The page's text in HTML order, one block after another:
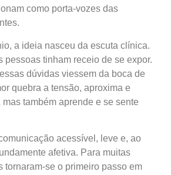
como porta-vozes das
a ideia nasceu da escuta clínica.
pessoas tinham receio de se expor.
dúvidas viessem da boca de
quebra a tensão, aproxima e
também aprende e se sente
acessível, leve e, ao
afetiva. Para muitas
tornaram-se o primeiro passo em